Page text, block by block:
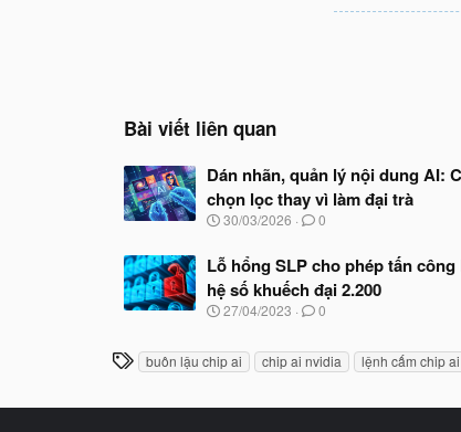
Bài viết liên quan
Dán nhãn, quản lý nội dung AI:
chọn lọc thay vì làm đại trà
N
à
y
b
ắ
ầ
u
30/03/2026 0
Lỗ hổng SLP cho phép tấn
hệ số khuếch đại 2.200
N
y
27/04/2023 0
T
ẻ
buôn lậu chip ai chip ai nvidia lệnh cấm chip